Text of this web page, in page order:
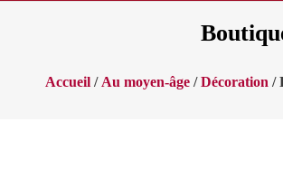
Accueil/ Au moyen-âge/Décoration /